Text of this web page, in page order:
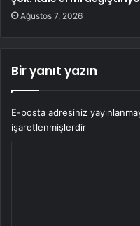
Ağustos 7, 2026
Bir yanıt yazın
E-posta adresiniz
işaretlenmişlerdir